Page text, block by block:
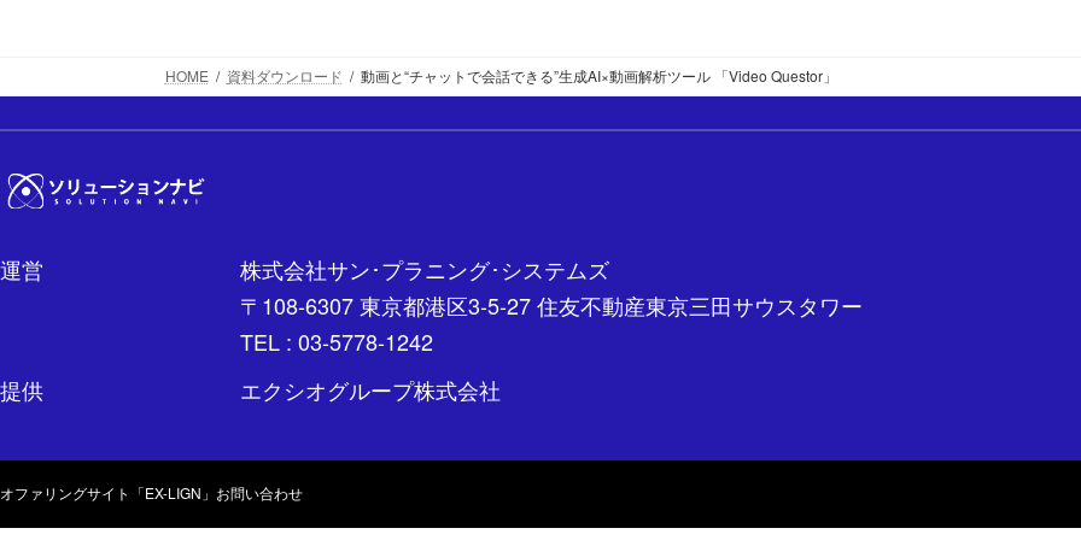
HOME 資料ダウンロード 動画と“チャットで会話できる”生成AI×動画解析ツール 「Video Questor」
運営
株式会社サン･プラニング･システムズ
〒108-6307 東京都港区3-5-27 住友不動産東京三田サウスタワー
TEL : 03-5778-1242
提供
エクシオグループ株式会社
オファリングサイト「EX-LIGN」 お問い合わせ